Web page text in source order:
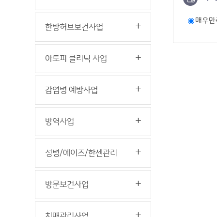
한방허브보건사업
아토피 클리닉 사업
감염병 예방사업
방역사업
성병/에이즈/한센관리
방문보건사업
매우만